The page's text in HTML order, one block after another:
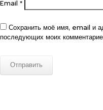
Email *
Сохранить моё имя, email и
последующих моих